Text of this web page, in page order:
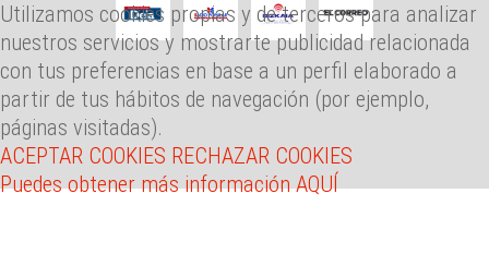
Utilizamos cookies propias y de terceros para analizar
nuestros servicios y mostrarte publicidad relacionada
con tus preferencias en base a un perfil elaborado a
partir de tus hábitos de navegación (por ejemplo,
páginas visitadas).
ACEPTAR COOKIES RECHAZAR COOKIES
Puedes obtener más información AQUÍ